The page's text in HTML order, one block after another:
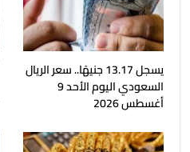
يسجل 13.17 جنيهًا.. سعر الريال
السعودي اليوم الأحد 9
أغسطس 2026